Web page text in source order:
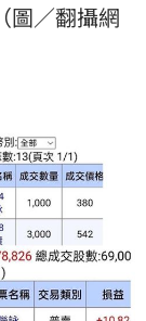
圖／翻攝網